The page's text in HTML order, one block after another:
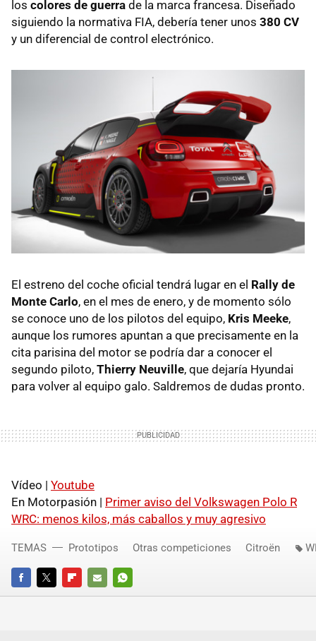
los colores de guerra de la marca francesa. Diseñado
siguiendo la normativa FIA, debería tener unos 380 CV
y un diferencial de control electrónico.
El estreno del coche oficial tendrá lugar en el Rally de
Monte Carlo, en el mes de enero, y de momento sólo
se conoce uno de los pilotos del equipo, Kris Meeke,
aunque los rumores apuntan a que precisamente en la
cita parisina del motor se podría dar a conocer el
segundo piloto, Thierry Neuville, que dejaría Hyundai
para volver al equipo galo. Saldremos de dudas pronto.
Vídeo | Youtube
En Motorpasión | Primer aviso del Volkswagen Polo R
WRC: menos kilos, más caballos y muy agresivo
FACEBOOKTWITTERFLIPBOARD
E-
WHATSAPP
TEMAS Prototipos Otras competiciones Citroën